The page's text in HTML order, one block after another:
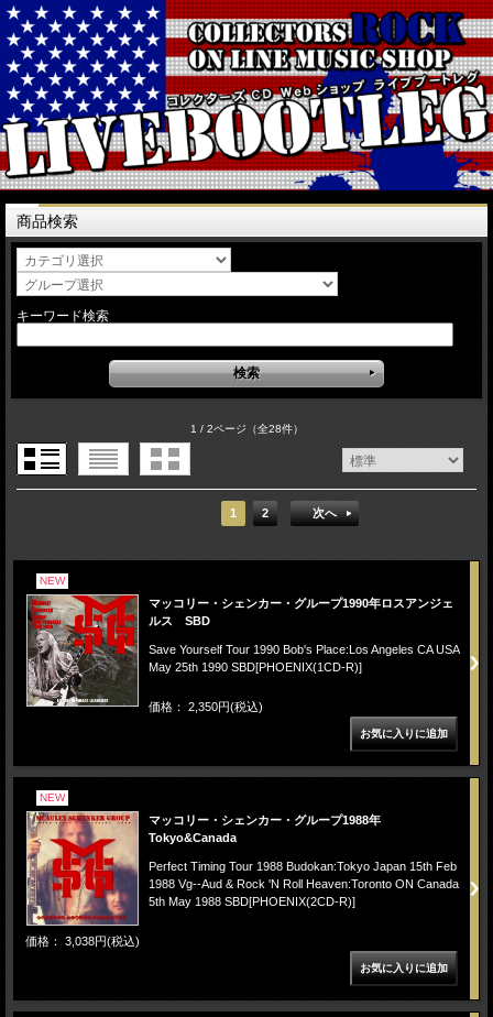
商品検索
キーワード検索
1 / 2ページ（全28件）
1 2 次へ
NEW
マッコリー・シェンカー・グループ1990年ロスアンジェ
ルス SBD
Save Yourself Tour 1990 Bob's Place:Los Angeles CA USA
May 25th 1990 SBD[PHOENIX(1CD-R)]
価格： 2,350円(税込)
NEW
マッコリー・シェンカー・グループ1988年
Tokyo&Canada
Perfect Timing Tour 1988 Budokan:Tokyo Japan 15th Feb
1988 Vg--Aud & Rock 'N Roll Heaven:Toronto ON Canada
5th May 1988 SBD[PHOENIX(2CD-R)]
価格： 3,038円(税込)